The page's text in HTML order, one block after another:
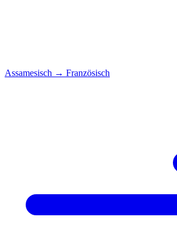
Assamesisch → Französisch